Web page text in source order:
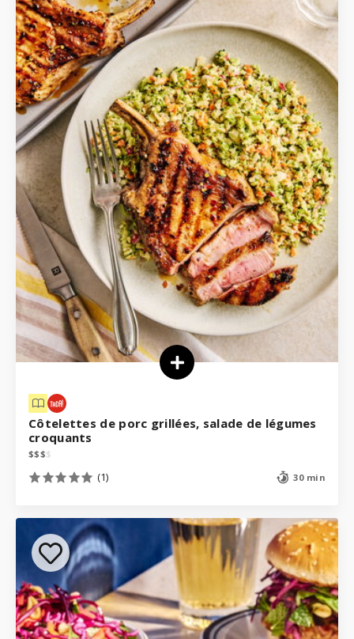
Côtelettes de porc grillées, salade de légumes
croquants
$$$$
(1) 30 min